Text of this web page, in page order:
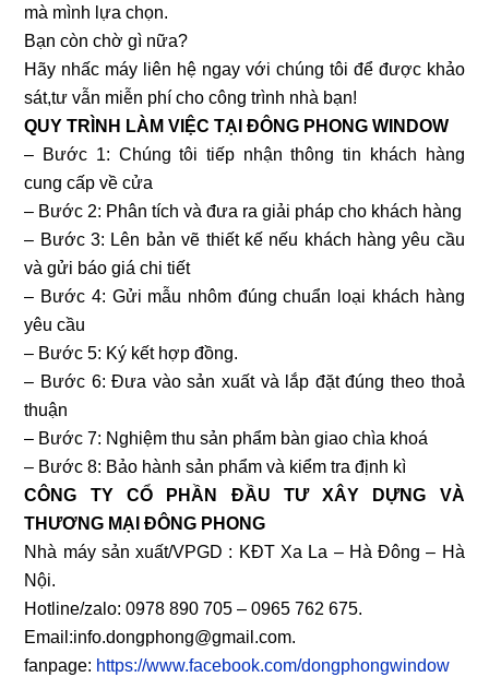
mà mình lựa chọn.
Bạn còn chờ gì nữa?
Hãy nhấc máy liên hệ ngay với chúng tôi để được khảo
sát,tư vẫn miễn phí cho công trình nhà bạn!
QUY TRÌNH LÀM VIỆC TẠI ĐÔNG PHONG WINDOW
– Bước 1: Chúng tôi tiếp nhận thông tin khách hàng
cung cấp về cửa
– Bước 2: Phân tích và đưa ra giải pháp cho khách hàng
– Bước 3: Lên bản vẽ thiết kế nếu khách hàng yêu cầu
và gửi báo giá chi tiết
– Bước 4: Gửi mẫu nhôm đúng chuẩn loại khách hàng
yêu cầu
– Bước 5: Ký kết hợp đồng.
– Bước 6: Đưa vào sản xuất và lắp đặt đúng theo thoả
thuận
– Bước 7: Nghiệm thu sản phẩm bàn giao chìa khoá
– Bước 8: Bảo hành sản phẩm và kiểm tra định kì
CÔNG TY CỔ PHẦN ĐẦU TƯ XÂY DỰNG VÀ
THƯƠNG MẠI ĐÔNG PHONG
Nhà máy sản xuất/VPGD : KĐT Xa La – Hà Đông – Hà
Nội.
Hotline/zalo: 0978 890 705 – 0965 762 675.
Email:info.dongphong@gmail.com.
fanpage: https://www.facebook.com/dongphongwindow